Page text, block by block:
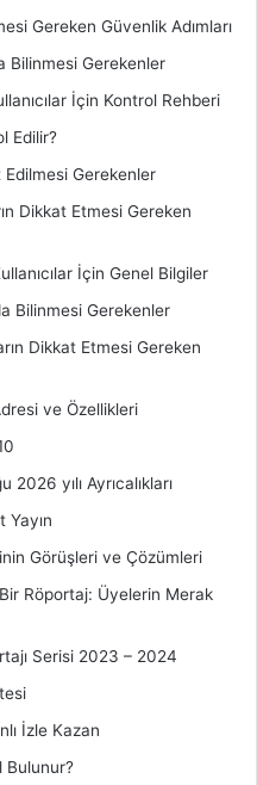
Gereken Güvenlik Adımları
Bilinmesi Gerekenler
İçin Kontrol Rehberi
Edilir?
Gerekenler
Dikkat Etmesi Gereken
İçin Genel Bilgiler
Bilinmesi Gerekenler
Dikkat Etmesi Gereken
ve Özellikleri
yılı Ayrıcalıkları
Görüşleri ve Çözümleri
Röportaj: Üyelerin Merak
Serisi 2023 – 2024
İzle Kazan
Bulunur?